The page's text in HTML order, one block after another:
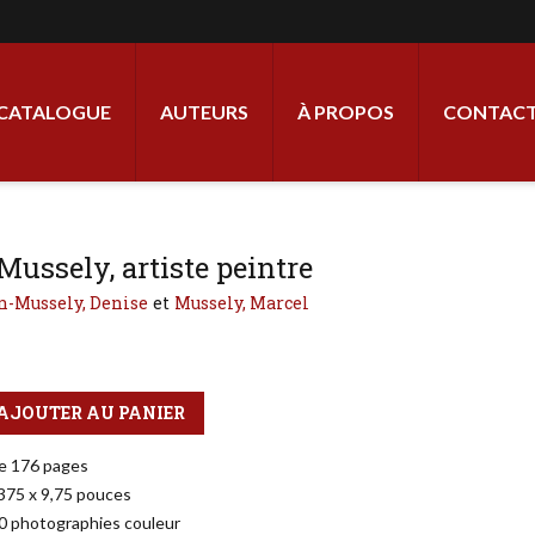
AUTEURS À PROPOS
artiste peintre
Mussely, Denise Mussely, Marcel
AU PANIER
176 pages
x 9,75 pouces
photographies couleur